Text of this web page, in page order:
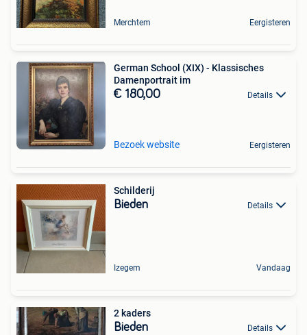
Merchtem Eergisteren
German School (XIX) - Klassisches
Damenportrait im
€ 180,00 Details
Bezoek website Eergisteren
Schilderij
Bieden Details
Izegem Vandaag
2 kaders
Bieden Details